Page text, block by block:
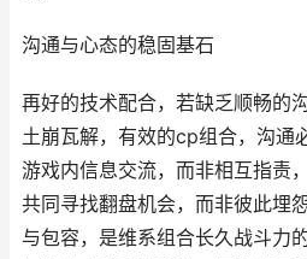
沟通与心态的稳固基石
再好的技术配合，若缺乏顺畅的
土崩瓦解，有效的cp组合，沟通
游戏内信息交流，而非相互指责
共同寻找翻盘机会，而非彼此埋
与包容，是维系组合长久战斗力